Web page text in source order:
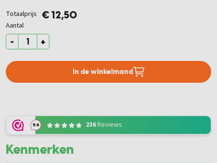
Totaalprijs € 12,50
Aantal
- +
In de winkelmand
9.6 236Reviews
Kenmerken